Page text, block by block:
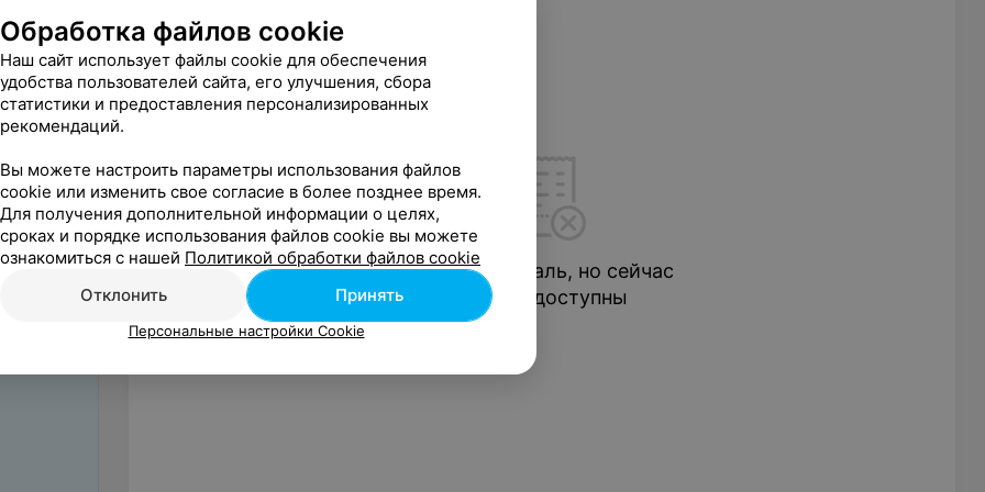
Нам очень жаль, но сейчас
цены недоступны
Обработка файлов cookie
Наш сайт использует файлы cookie для обеспечения
удобства пользователей сайта, его улучшения, сбора
статистики и предоставления персонализированных
рекомендаций.
Вы можете настроить параметры использования файлов
cookie или изменить свое согласие в более позднее время.
Для получения дополнительной информации о целях,
сроках и порядке использования файлов cookie вы можете
ознакомиться с нашей Политикой обработки файлов cookie
Отклонить
Принять
Персональные настройки Cookie